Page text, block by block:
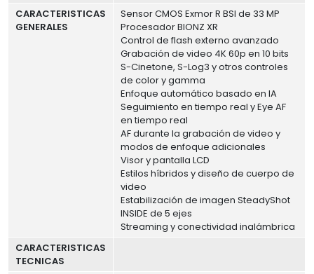
CARACTERISTICAS
GENERALES
Sensor CMOS Exmor R BSI de 33 MP
Procesador BIONZ XR
Control de flash externo avanzado
Grabación de video 4K 60p en 10 bits
S-Cinetone, S-Log3 y otros controles
de color y gamma
Enfoque automático basado en IA
Seguimiento en tiempo real y Eye AF
en tiempo real
AF durante la grabación de video y
modos de enfoque adicionales
Visor y pantalla LCD
Estilos híbridos y diseño de cuerpo de
video
Estabilización de imagen SteadyShot
INSIDE de 5 ejes
Streaming y conectividad inalámbrica
CARACTERISTICAS
TECNICAS